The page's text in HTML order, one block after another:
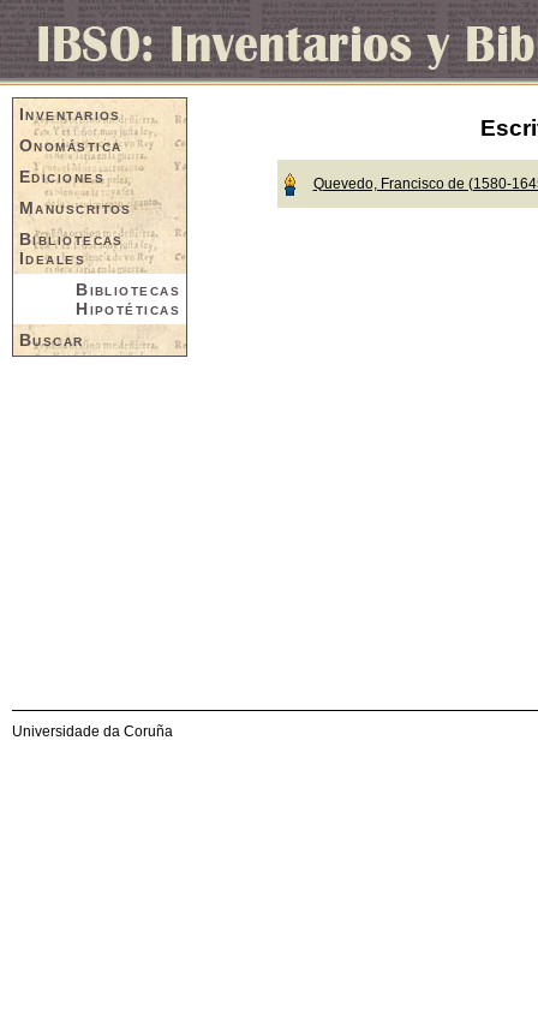
Inventarios
Onomástica
Ediciones
Manuscritos
Bibliotecas
Ideales
Bibliotecas
Hipotéticas
Buscar
Quevedo, Francisco de (1580-
Universidade da Coruña